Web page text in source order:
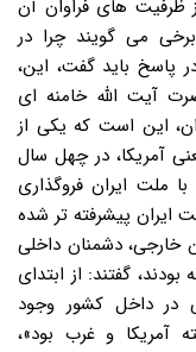
ظرفیت های فراوان آن
برخی می گویند چرا در
پاسخ باید گفت، این،
آیت الله خامنه ای
این است که یکی از
آمریکا، در چهل سال
ملت ایران فروگذاری
ایران پیشرفته تر شده
خارجی، دشمنان داخلی
گفتند: از ابتدای
در داخل کشور وجود
آمریکا و غرب بود»،